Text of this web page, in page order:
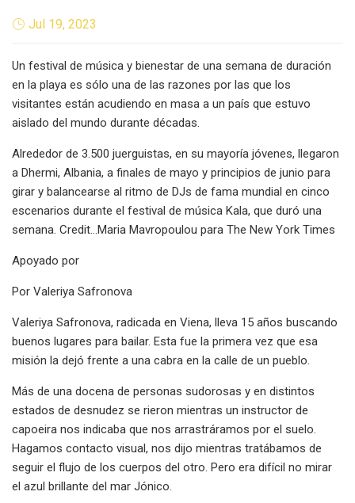
Jul 19, 2023
Un festival de música y bienestar de una semana de duración
en la playa es sólo una de las razones por las que los
visitantes están acudiendo en masa a un país que estuvo
aislado del mundo durante décadas.
Alrededor de 3.500 juerguistas, en su mayoría jóvenes, llegaron
a Dhermi, Albania, a finales de mayo y principios de junio para
girar y balancearse al ritmo de DJs de fama mundial en cinco
escenarios durante el festival de música Kala, que duró una
semana. Credit...Maria Mavropoulou para The New York Times
Apoyado por
Por Valeriya Safronova
Valeriya Safronova, radicada en Viena, lleva 15 años buscando
buenos lugares para bailar. Esta fue la primera vez que esa
misión la dejó frente a una cabra en la calle de un pueblo.
Más de una docena de personas sudorosas y en distintos
estados de desnudez se rieron mientras un instructor de
capoeira nos indicaba que nos arrastráramos por el suelo.
Hagamos contacto visual, nos dijo mientras tratábamos de
seguir el flujo de los cuerpos del otro. Pero era difícil no mirar
el azul brillante del mar Jónico.